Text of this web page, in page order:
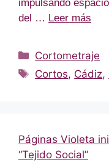
impulsando
del … Leer más
Categorías
Cortometraje
Etiquetas
Cortos, Cádiz,
Páginas Violeta
“Tejido Social”